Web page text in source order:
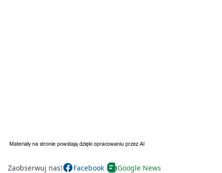
Zaobserwuj nas! Facebook Google News